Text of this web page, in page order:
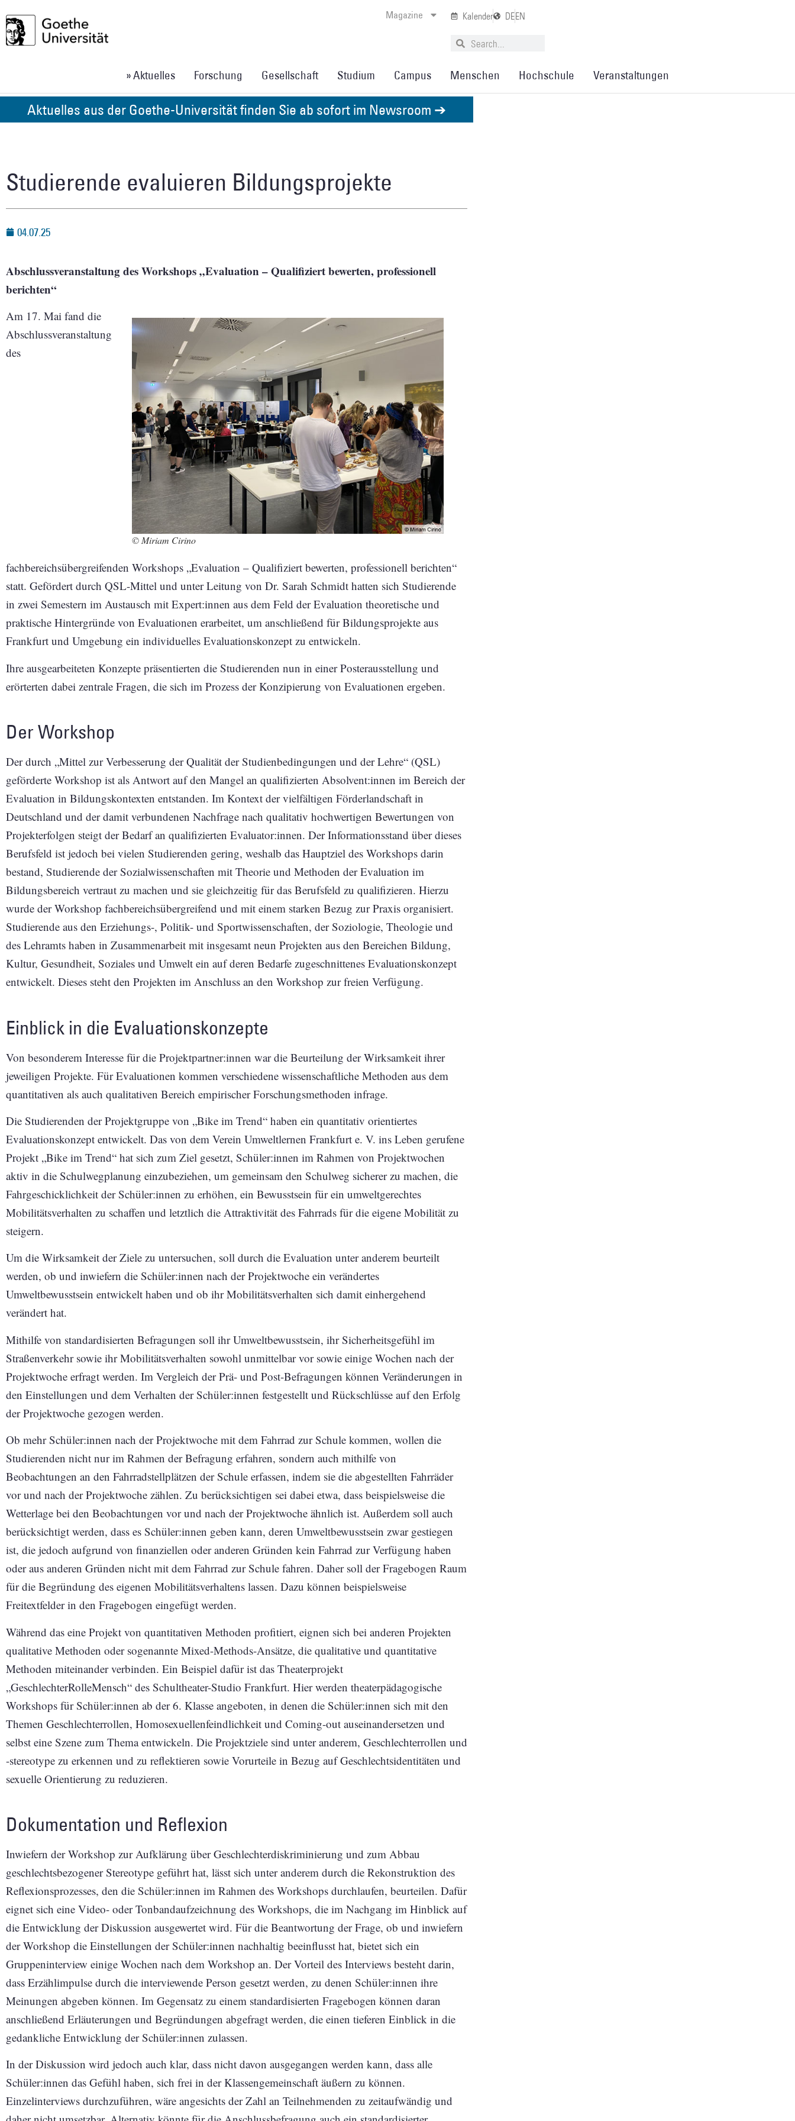
Magazine Kalender DEEN
» Aktuelles Forschung Gesellschaft Studium Campus Menschen Hochschule Veranstaltungen
Aktuelles aus der Goethe-Universität finden Sie ab sofort im Newsroom ➔
Studierende evaluieren Bildungsprojekte
04.07.25
Abschlussveranstaltung des Workshops „Evaluation – Qualifiziert bewerten, professionell
berichten“
© Miriam Cirino
Am 17. Mai fand die
Abschlussveranstaltung
des
fachbereichsübergreifenden Workshops „Evaluation – Qualifiziert bewerten, professionell berichten“
statt. Gefördert durch QSL-Mittel und unter Leitung von Dr. Sarah Schmidt hatten sich Studierende
in zwei Semestern im Austausch mit Expert:innen aus dem Feld der Evaluation theoretische und
praktische Hintergründe von Evaluationen erarbeitet, um anschließend für Bildungsprojekte aus
Frankfurt und Umgebung ein individuelles Evaluationskonzept zu entwickeln.
Ihre ausgearbeiteten Konzepte präsentierten die Studierenden nun in einer Posterausstellung und
erörterten dabei zentrale Fragen, die sich im Prozess der Konzipierung von Evaluationen ergeben.
Der Workshop
Der durch „Mittel zur Verbesserung der Qualität der Studienbedingungen und der Lehre“ (QSL)
geförderte Workshop ist als Antwort auf den Mangel an qualifizierten Absolvent:innen im Bereich der
Evaluation in Bildungskontexten entstanden. Im Kontext der vielfältigen Förderlandschaft in
Deutschland und der damit verbundenen Nachfrage nach qualitativ hochwertigen Bewertungen von
Projekterfolgen steigt der Bedarf an qualifizierten Evaluator:innen. Der Informationsstand über dieses
Berufsfeld ist jedoch bei vielen Studierenden gering, weshalb das Hauptziel des Workshops darin
bestand, Studierende der Sozialwissenschaften mit Theorie und Methoden der Evaluation im
Bildungsbereich vertraut zu machen und sie gleichzeitig für das Berufsfeld zu qualifizieren. Hierzu
wurde der Workshop fachbereichsübergreifend und mit einem starken Bezug zur Praxis organisiert.
Studierende aus den Erziehungs-, Politik- und Sportwissenschaften, der Soziologie, Theologie und
des Lehramts haben in Zusammenarbeit mit insgesamt neun Projekten aus den Bereichen Bildung,
Kultur, Gesundheit, Soziales und Umwelt ein auf deren Bedarfe zugeschnittenes Evaluationskonzept
entwickelt. Dieses steht den Projekten im Anschluss an den Workshop zur freien Verfügung.
Einblick in die Evaluationskonzepte
Von besonderem Interesse für die Projektpartner:innen war die Beurteilung der Wirksamkeit ihrer
jeweiligen Projekte. Für Evaluationen kommen verschiedene wissenschaftliche Methoden aus dem
quantitativen als auch qualitativen Bereich empirischer Forschungsmethoden infrage.
Die Studierenden der Projektgruppe von „Bike im Trend“ haben ein quantitativ orientiertes
Evaluationskonzept entwickelt. Das von dem Verein Umweltlernen Frankfurt e. V. ins Leben gerufene
Projekt „Bike im Trend“ hat sich zum Ziel gesetzt, Schüler:innen im Rahmen von Projektwochen
aktiv in die Schulwegplanung einzubeziehen, um gemeinsam den Schulweg sicherer zu machen, die
Fahrgeschicklichkeit der Schüler:innen zu erhöhen, ein Bewusstsein für ein umweltgerechtes
Mobilitätsverhalten zu schaffen und letztlich die Attraktivität des Fahrrads für die eigene Mobilität zu
steigern.
Um die Wirksamkeit der Ziele zu untersuchen, soll durch die Evaluation unter anderem beurteilt
werden, ob und inwiefern die Schüler:innen nach der Projektwoche ein verändertes
Umweltbewusstsein entwickelt haben und ob ihr Mobilitätsverhalten sich damit einhergehend
verändert hat.
Mithilfe von standardisierten Befragungen soll ihr Umweltbewusstsein, ihr Sicherheitsgefühl im
Straßenverkehr sowie ihr Mobilitätsverhalten sowohl unmittelbar vor sowie einige Wochen nach der
Projektwoche erfragt werden. Im Vergleich der Prä- und Post-Befragungen können Veränderungen in
den Einstellungen und dem Verhalten der Schüler:innen festgestellt und Rückschlüsse auf den Erfolg
der Projektwoche gezogen werden.
Ob mehr Schüler:innen nach der Projektwoche mit dem Fahrrad zur Schule kommen, wollen die
Studierenden nicht nur im Rahmen der Befragung erfahren, sondern auch mithilfe von
Beobachtungen an den Fahrradstellplätzen der Schule erfassen, indem sie die abgestellten Fahrräder
vor und nach der Projektwoche zählen. Zu berücksichtigen sei dabei etwa, dass beispielsweise die
Wetterlage bei den Beobachtungen vor und nach der Projektwoche ähnlich ist. Außerdem soll auch
berücksichtigt werden, dass es Schüler:innen geben kann, deren Umweltbewusstsein zwar gestiegen
ist, die jedoch aufgrund von finanziellen oder anderen Gründen kein Fahrrad zur Verfügung haben
oder aus anderen Gründen nicht mit dem Fahrrad zur Schule fahren. Daher soll der Fragebogen Raum
für die Begründung des eigenen Mobilitätsverhaltens lassen. Dazu können beispielsweise
Freitextfelder in den Fragebogen eingefügt werden.
Während das eine Projekt von quantitativen Methoden profitiert, eignen sich bei anderen Projekten
qualitative Methoden oder sogenannte Mixed-Methods-Ansätze, die qualitative und quantitative
Methoden miteinander verbinden. Ein Beispiel dafür ist das Theaterprojekt
„GeschlechterRolleMensch“ des Schultheater-Studio Frankfurt. Hier werden theaterpädagogische
Workshops für Schüler:innen ab der 6. Klasse angeboten, in denen die Schüler:innen sich mit den
Themen Geschlechterrollen, Homosexuellenfeindlichkeit und Coming-out auseinandersetzen und
selbst eine Szene zum Thema entwickeln. Die Projektziele sind unter anderem, Geschlechterrollen und
-stereotype zu erkennen und zu reflektieren sowie Vorurteile in Bezug auf Geschlechtsidentitäten und
sexuelle Orientierung zu reduzieren.
Dokumentation und Reflexion
Inwiefern der Workshop zur Aufklärung über Geschlechterdiskriminierung und zum Abbau
geschlechtsbezogener Stereotype geführt hat, lässt sich unter anderem durch die Rekonstruktion des
Reflexionsprozesses, den die Schüler:innen im Rahmen des Workshops durchlaufen, beurteilen. Dafür
eignet sich eine Video- oder Tonbandaufzeichnung des Workshops, die im Nachgang im Hinblick auf
die Entwicklung der Diskussion ausgewertet wird. Für die Beantwortung der Frage, ob und inwiefern
der Workshop die Einstellungen der Schüler:innen nachhaltig beeinflusst hat, bietet sich ein
Gruppeninterview einige Wochen nach dem Workshop an. Der Vorteil des Interviews besteht darin,
dass Erzählimpulse durch die interviewende Person gesetzt werden, zu denen Schüler:innen ihre
Meinungen abgeben können. Im Gegensatz zu einem standardisierten Fragebogen können daran
anschließend Erläuterungen und Begründungen abgefragt werden, die einen tieferen Einblick in die
gedankliche Entwicklung der Schüler:innen zulassen.
In der Diskussion wird jedoch auch klar, dass nicht davon ausgegangen werden kann, dass alle
Schüler:innen das Gefühl haben, sich frei in der Klassengemeinschaft äußern zu können.
Einzelinterviews durchzuführen, wäre angesichts der Zahl an Teilnehmenden zu zeitaufwändig und